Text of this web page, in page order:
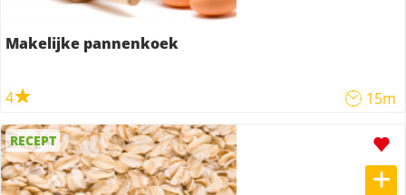
Makelijke pannenkoek
4 15m
RECEPT